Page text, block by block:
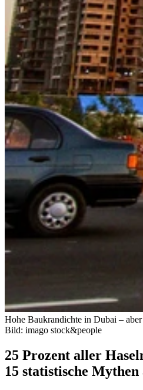
Hohe Baukrandichte in Dubai –
Bild: imago stock&people
25 Prozent aller
15 statistische